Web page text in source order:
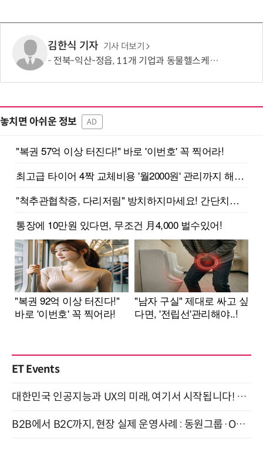
김한식 기자 기사 더보기
전북-익산-정읍, 11개 기업과 동물헬스케어 산업 육성 본격 가동
놓치면 아쉬운 정보 AD
ET Events
대한민국 인공지능과 UX의 미래, 여기서 시작됩니다! UX Korea 2026 - Fall 9월 2일 개최
B2B에서 B2C까지, 현장 실제 운영사례 : 동원그룹·OCI·다이닝브랜즈그룹·당근 (8/27)